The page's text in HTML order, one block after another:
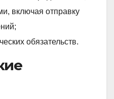
включая отправку
обязательств.